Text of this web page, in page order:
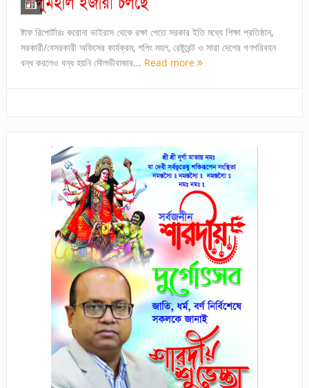
ষ্টাফ রিপোর্টারঃ করোনা ভাইরাস থেকে রক্ষা পেতে সরকার ইতি মধ্যে শিক্ষা প্রতিষ্ঠান,
সরকারী/বেসরকারী অফিসের কার্যক্রম, শপিং মহল, রেষ্টুরেন্ট ও সারা দেশের গণপরিবহন
বন্ধ করলেও বন্ধ হয়নি মৌলভীবাজার... Read more